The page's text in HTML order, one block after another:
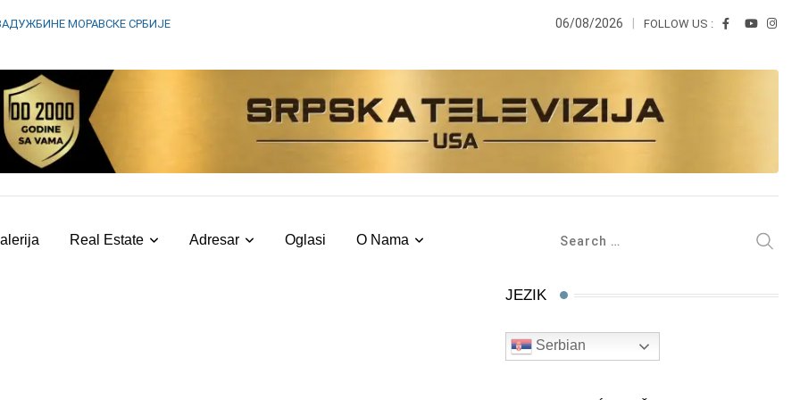
МОРАВСКЕ СРБИЈЕ 06/08/2026 FOLLOW US :
Real Estate Adresar Oglasi O Nama
JEZIK
Serbian